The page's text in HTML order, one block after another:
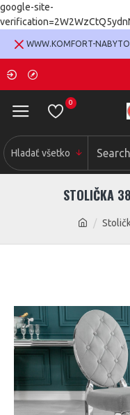
google-site-
WWW.KOMFORT-
0
Hladať všetko
STOLIČKA